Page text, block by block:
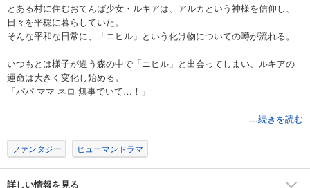
とある村に住むおてんば少女・ルキアは、アルカという神様を信仰し、
日々を平穏に暮らしていた。
そんな平和な日常に、「ニヒル」という化け物についての噂が流れる。
いつもとは様子が違う森の中で「ニヒル」と出会ってしまい、ルキアの
運命は大きく変化し始める。
「パパ ママ ネロ 無事でいて…！」
あなたにとっての「時間」、そして「記憶」とは？
...続きを読む
ファンタジー ヒューマンドラマ
詳しい情報を見る